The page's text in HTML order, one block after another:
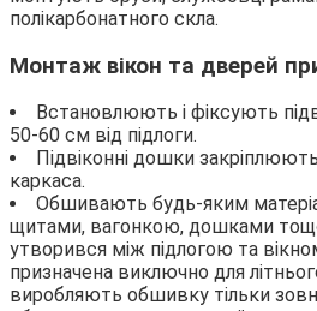
полікарбонатного скла.
Монтаж вікон та дверей
Встановлюють і фіксують
50-60 см від підлоги.
Підвіконні дошки
каркаса.
Обшивають будь-яким
щитами, вагонкою, дошками
утворився між підлогою та
призначена виключно для
виробляють обшивку тільки